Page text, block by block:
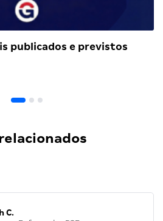
publicados e previstos
C.